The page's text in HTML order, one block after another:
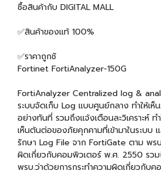
ซื้อสินค้ากับ DIGITAL MALL
✅สินค้าของแท้ 100%
✅ราคาถูกชั
Fortinet FortiAnalyzer-150G
FortiAnalyzer Centralized log &
ระบบจัดเก็บ Log แบบศูนย์กลาง ทำให้เ
อย่างทันที่ รวมถึงแจ้งเตือนละวิเคราะห์ ท
เห็นต้นต่อของภัยคุกคามที่เข้ามาในระบบ
รักษา Log File จาก FortiGate ตาม พร
ผิดเกี่ยวกับคอมพิวเตอร์ พ.ศ. 2550 รว
พรบ.ว่าด้วยการกระทำความผิดเกี่ยวกับ